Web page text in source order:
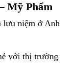
Mỹ Phẩm
lưu niệm ở Anh
với thị trường